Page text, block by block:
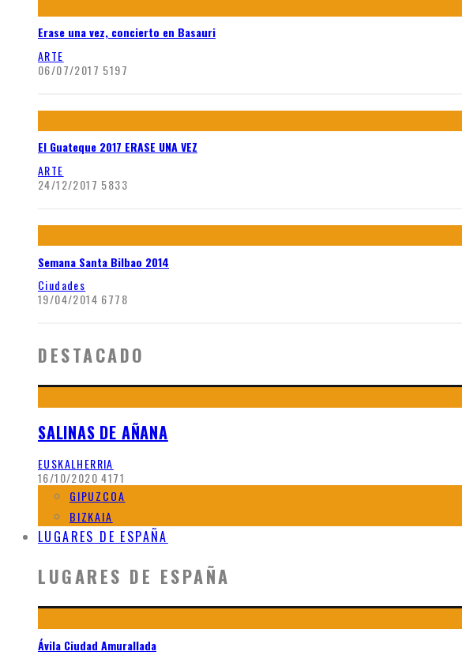
Erase una vez, concierto en Basauri
ARTE
06/07/2017 5197
El Guateque 2017 ERASE UNA VEZ
ARTE
24/12/2017 5833
Semana Santa Bilbao 2014
Ciudades
19/04/2014 6778
DESTACADO
SALINAS DE AÑANA
EUSKALHERRIA
16/10/2020 4171
GIPUZCOA
BIZKAIA
LUGARES DE ESPAÑA
LUGARES DE ESPAÑA
Ávila Ciudad Amurallada